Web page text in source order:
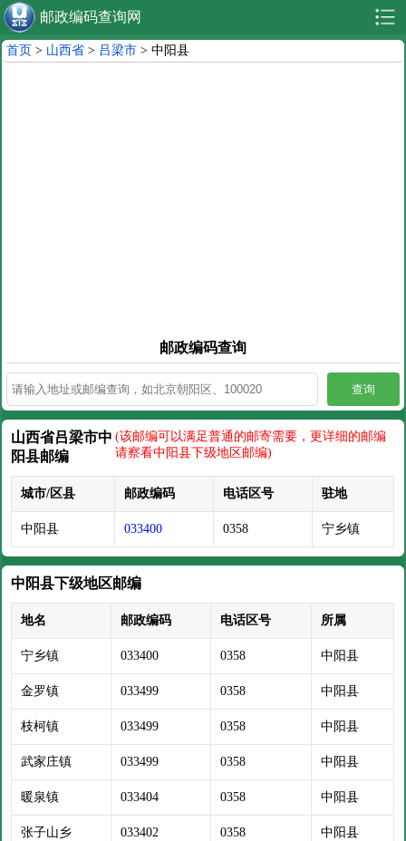
邮政编码查询网
首页 > 山西省 > 吕梁市 > 中阳县
邮政编码查询
查询
山西省吕梁市中
阳县邮编
(该邮编可以满足普通的邮寄需要，更详细的邮编
请察看中阳县下级地区邮编)
城市/区县 邮政编码 电话区号 驻地
中阳县 033400 0358 宁乡镇
中阳县下级地区邮编
地名 邮政编码 电话区号 所属
宁乡镇 033400 0358 中阳县
金罗镇 033499 0358 中阳县
枝柯镇 033499 0358 中阳县
武家庄镇 033499 0358 中阳县
暖泉镇 033404 0358 中阳县
张子山乡 033402 0358 中阳县